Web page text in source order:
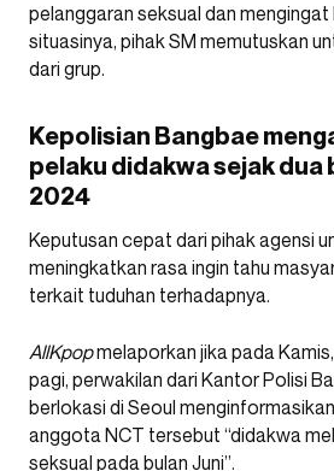
pelanggaran seksual dan mengingat
situasinya, pihak SM memutuskan
dari grup.
Kepolisian Bangbae
pelaku didakwa sejak dua
2024
Keputusan cepat dari pihak agensi
meningkatkan rasa ingin tahu
terkait tuduhan terhadapnya.
AllKpopmelaporkan jika pada
pagi, perwakilan dari Kantor Polisi
berlokasi di Seoul
anggota NCT tersebut “didakwa
seksual pada bulan Juni”.